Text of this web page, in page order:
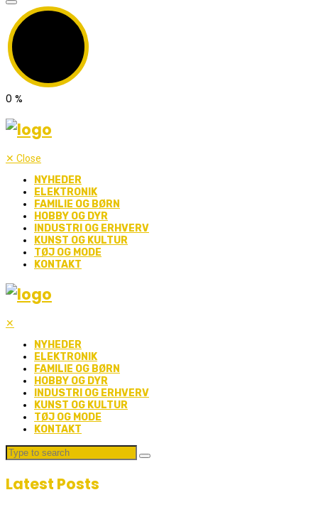
0 %
✕ Close
NYHEDER
ELEKTRONIK
FAMILIE OG BØRN
HOBBY OG DYR
INDUSTRI OG ERHVERV
KUNST OG KULTUR
TØJ OG MODE
KONTAKT
✕
NYHEDER
ELEKTRONIK
FAMILIE OG BØRN
HOBBY OG DYR
INDUSTRI OG ERHVERV
KUNST OG KULTUR
TØJ OG MODE
KONTAKT
Latest Posts